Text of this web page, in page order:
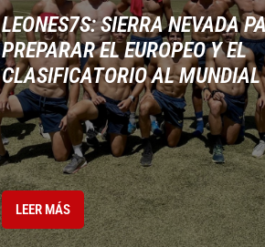
LEONES7S: SIERRA NEVADA
PREPARAR EL EUROPEO Y EL
CLASIFICATORIO AL MUNDIAL
LEER MÁS